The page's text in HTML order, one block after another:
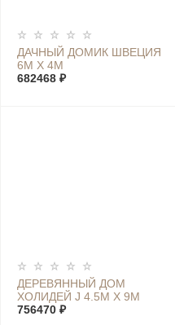
ДАЧНЫЙ ДОМИК ШВЕЦИЯ
6М Х 4М
682468 ₽
ДЕРЕВЯННЫЙ ДОМ
ХОЛИДЕЙ J 4.5М Х 9М
756470 ₽